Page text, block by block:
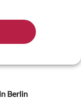
Berlin